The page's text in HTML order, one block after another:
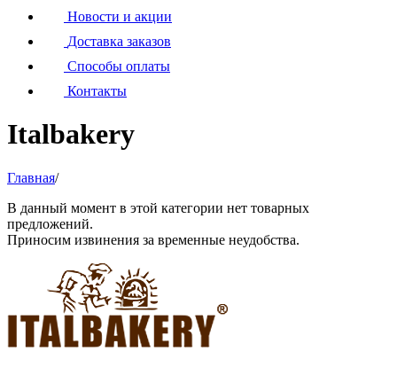
Новости и акции
Доставка заказов
Способы оплаты
Контакты
Italbakery
Главная/
В данный момент в этой категории нет товарных
предложений.
Приносим извинения за временные неудобства.